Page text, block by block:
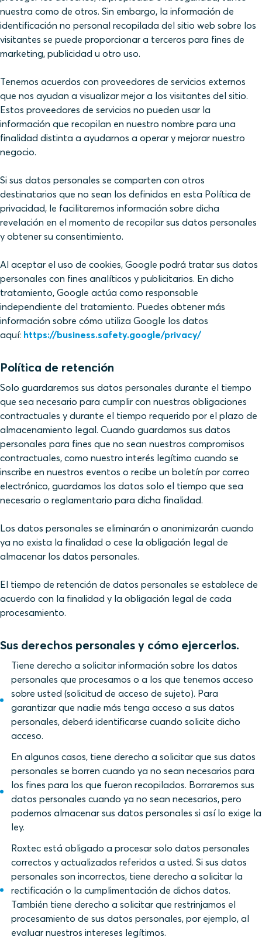
nuestra como de otros. Sin embargo, la información de
identificación no personal recopilada del sitio web sobre los
visitantes se puede proporcionar a terceros para fines de
marketing, publicidad u otro uso.
Tenemos acuerdos con proveedores de servicios externos
que nos ayudan a visualizar mejor a los visitantes del sitio.
Estos proveedores de servicios no pueden usar la
información que recopilan en nuestro nombre para una
finalidad distinta a ayudarnos a operar y mejorar nuestro
negocio.
Si sus datos personales se comparten con otros
destinatarios que no sean los definidos en esta Política de
privacidad, le facilitaremos información sobre dicha
revelación en el momento de recopilar sus datos personales
y obtener su consentimiento.
Al aceptar el uso de cookies, Google podrá tratar sus datos
personales con fines analíticos y publicitarios. En dicho
tratamiento, Google actúa como responsable
independiente del tratamiento. Puedes obtener más
información sobre cómo utiliza Google los datos
aquí: https://business.safety.google/privacy/
Política de retención
Solo guardaremos sus datos personales durante el tiempo
que sea necesario para cumplir con nuestras obligaciones
contractuales y durante el tiempo requerido por el plazo de
almacenamiento legal. Cuando guardamos sus datos
personales para fines que no sean nuestros compromisos
contractuales, como nuestro interés legítimo cuando se
inscribe en nuestros eventos o recibe un boletín por correo
electrónico, guardamos los datos solo el tiempo que sea
necesario o reglamentario para dicha finalidad.
Los datos personales se eliminarán o anonimizarán cuando
ya no exista la finalidad o cese la obligación legal de
almacenar los datos personales.
El tiempo de retención de datos personales se establece de
acuerdo con la finalidad y la obligación legal de cada
procesamiento.
Sus derechos personales y cómo ejercerlos.
Tiene derecho a solicitar información sobre los datos
personales que procesamos o a los que tenemos acceso
sobre usted (solicitud de acceso de sujeto). Para
garantizar que nadie más tenga acceso a sus datos
personales, deberá identificarse cuando solicite dicho
acceso.
En algunos casos, tiene derecho a solicitar que sus datos
personales se borren cuando ya no sean necesarios para
los fines para los que fueron recopilados. Borraremos sus
datos personales cuando ya no sean necesarios, pero
podemos almacenar sus datos personales si así lo exige la
ley.
Roxtec está obligado a procesar solo datos personales
correctos y actualizados referidos a usted. Si sus datos
personales son incorrectos, tiene derecho a solicitar la
rectificación o la cumplimentación de dichos datos.
También tiene derecho a solicitar que restrinjamos el
procesamiento de sus datos personales, por ejemplo, al
evaluar nuestros intereses legítimos.